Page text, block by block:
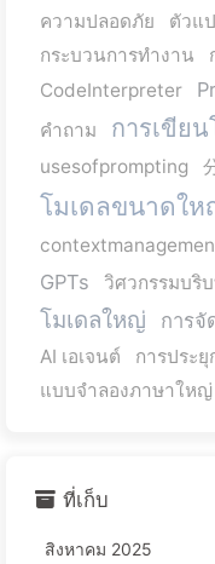
ความปลอดภัย ตัวแ
กระบวนการทำงาน
CodeInterpreter
คำถาม การเขีย
usesofprompting
โมเดลขนาดใ
GPTs วิศวกรรมบริ
โมเดลใหญ่ การจั
AI เอเจนต์
การประ
แบบจำลองภาษาใหญ่
ที่เก็บ
สิงหาคม 2025